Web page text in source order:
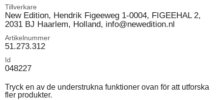
Tillverkare
New Edition, Hendrik Figeeweg 1-0004, FIGEEHAL 2,
2031 BJ Haarlem, Holland, info@newedition.nl
Artikelnummer
51.273.312
Id
048227
Tryck en av de understrukna funktioner ovan för att utforska
fler produkter.